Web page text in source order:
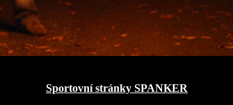
Sportovní stránky SPANKER